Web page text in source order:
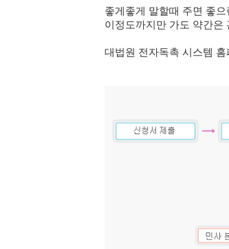
좋게좋게 말할때 주면 좋
이정도까지만 가도 약간은
대법원 전자독촉 시스템